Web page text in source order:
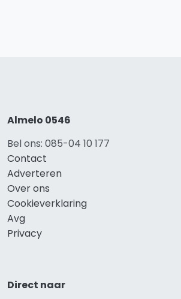
Almelo 0546
Bel ons: 085-04 10 177
Contact
Adverteren
Over ons
Cookieverklaring
Avg
Privacy
Direct naar